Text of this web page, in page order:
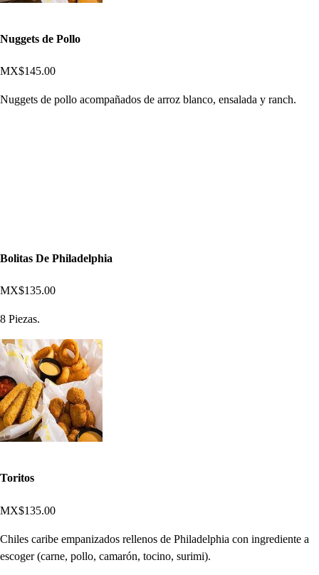
Nuggets de Pollo
MX$145.00
Nuggets de pollo acompañados de arroz blanco, ensalada y ranch.
Bolitas De Philadelphia
MX$135.00
8 Piezas.
Toritos
MX$135.00
Chiles caribe empanizados rellenos de Philadelphia con ingrediente a
escoger (carne, pollo, camarón, tocino, surimi).